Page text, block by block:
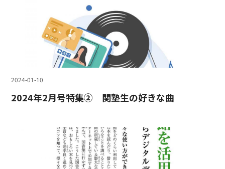
2024-01-10
2024年2月号特集② 関塾生の好きな曲